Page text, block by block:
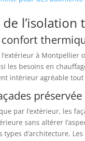
de
l’extérieur à
les besoins en
intérieur agréable
préservée
par l’extérieur, les
sans altérer
types d’architecture.